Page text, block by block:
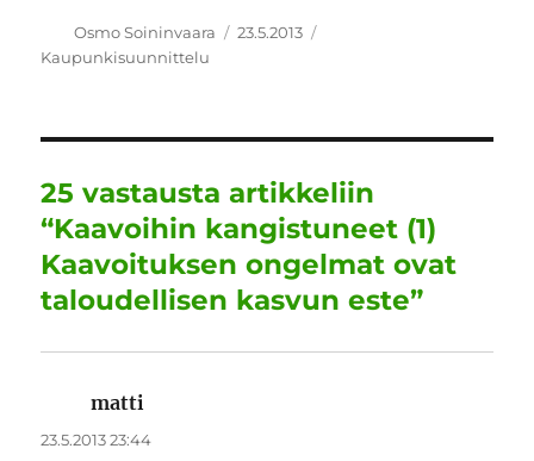
c
e
o
o
k
it
te
ai
l
k
I
n
at
p
p
a
m
Kirjoittaja
Osmo Soininvaara Julkaistu
23.5.2013
Kaupunkisuunnittelu
25 vastausta artikkeliin
“Kaavoihin kangistuneet (1)
Kaavoituksen ongelmat ovat
taloudellisen kasvun este”
matti
23.5.2013 23:44